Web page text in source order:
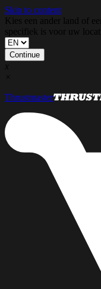
Skip to content
Kies een ander land of
specifiek is voor uw
Continue
x
×
Thrustmaster